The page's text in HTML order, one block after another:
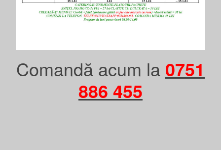
Comandă acum la 0751
886 455